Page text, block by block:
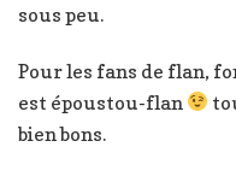
sous peu.
Pour les fans de flan,
est époustou-flan
bien bons.